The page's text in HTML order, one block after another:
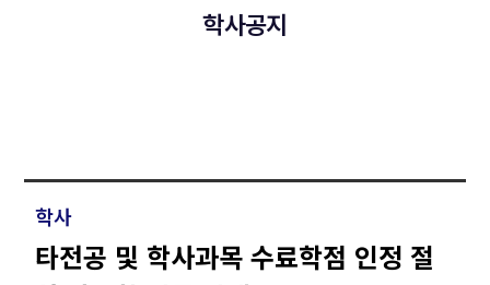
학사공지
학사
타전공 및 학사과목 수료학점 인정 절